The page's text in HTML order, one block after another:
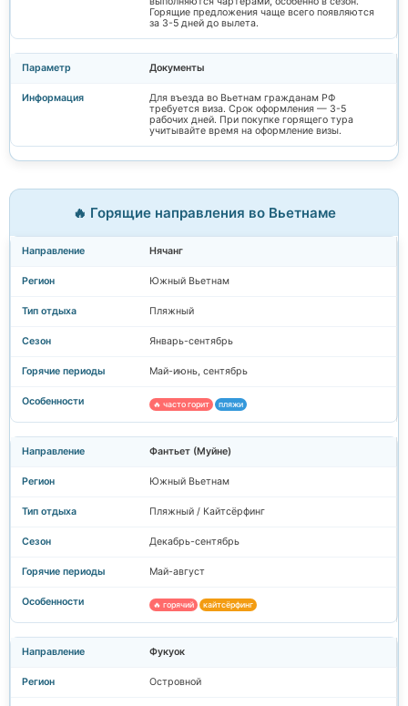
Горящие предложения чаще всего появляются
за 3-5 дней до вылета.
Документы
Для въезда во Вьетнам гражданам РФ
требуется виза. Срок оформления — 3-5
рабочих дней. При покупке горящего тура
учитывайте время на оформление визы.
🔥 Горящие направления во Вьетнаме
Нячанг
Южный Вьетнам
Пляжный
Январь-сентябрь
Май-июнь, сентябрь
🔥 часто горит пляжи
Фантьет (Муйне)
Южный Вьетнам
Пляжный / Кайтсёрфинг
Декабрь-сентябрь
Май-август
🔥 горячий кайтсёрфинг
Фукуок
Островной